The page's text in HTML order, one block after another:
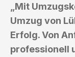
„Mit
Umzug von
Erfolg. Von
professionell